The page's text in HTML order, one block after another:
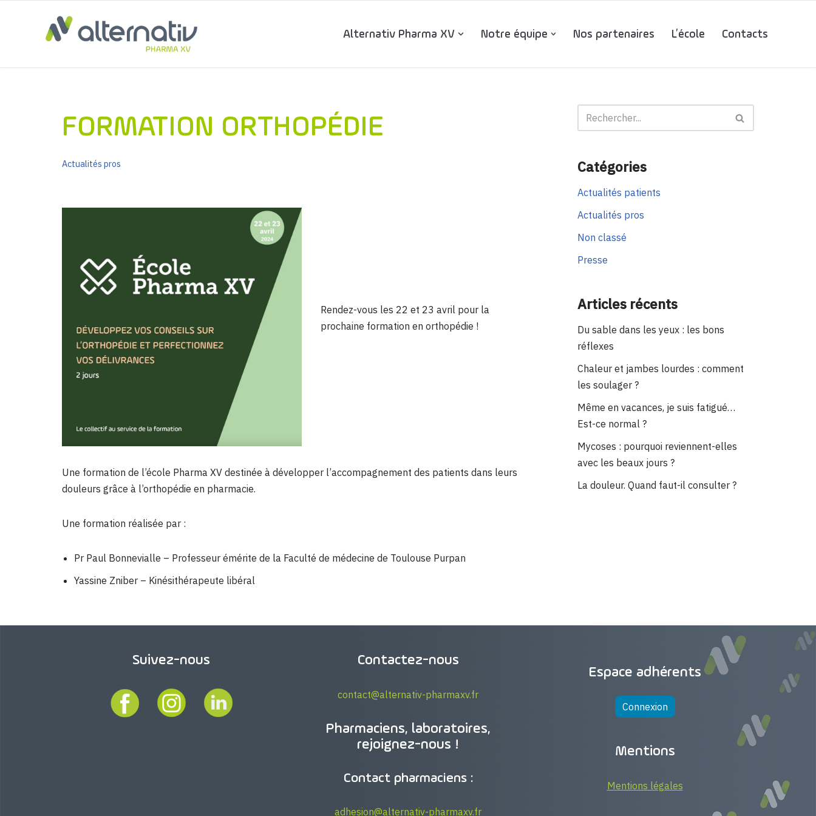
contenu
Alternativ Pharma XV Notre équipe Nos partenaires L’école Contacts
FORMATION ORTHOPÉDIE
Actualités pros
Rendez-vous les 22 et 23 avril pour la
prochaine formation en orthopédie !
Une formation de l’école Pharma XV destinée à développer l’accompagnement des patients dans leurs
douleurs grâce à l’orthopédie en pharmacie.
Une formation réalisée par :
Pr Paul Bonnevialle – Professeur émérite de la Faculté de médecine de Toulouse Purpan
Yassine Zniber – Kinésithérapeute libéral
Catégories
Actualités patients
Actualités pros
Non classé
Presse
Articles récents
Du sable dans les yeux : les bons
réflexes
Chaleur et jambes lourdes : comment
les soulager ?
Même en vacances, je suis fatigué…
Est-ce normal ?
Mycoses : pourquoi reviennent-elles
avec les beaux jours ?
La douleur. Quand faut-il consulter ?
Suivez-nous Contactez-nous
contact@alternativ-pharmaxv.fr
Pharmaciens, laboratoires,
rejoignez-nous !
Contact pharmaciens :
adhesion@alternativ-pharmaxv.fr
Espace adhérents
Connexion
Mentions
Mentions légales